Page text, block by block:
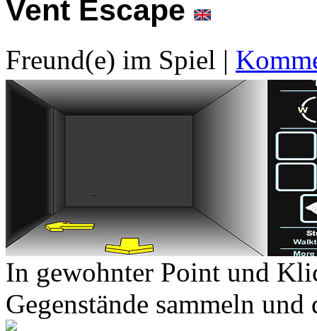
Vent Escape
Freund(e) im Spiel |
In gewohnter Point und
Gegenstände sammeln